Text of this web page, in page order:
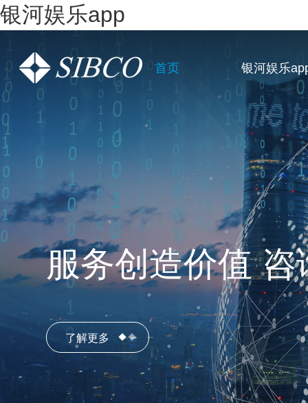
银河娱乐app
首页 银河娱乐
服务创造价值
了解更多
一站式全链条企
了解更多